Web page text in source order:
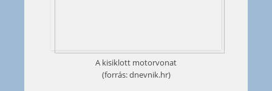
A kisiklott motorvonat
(forrás: dnevnik.hr)